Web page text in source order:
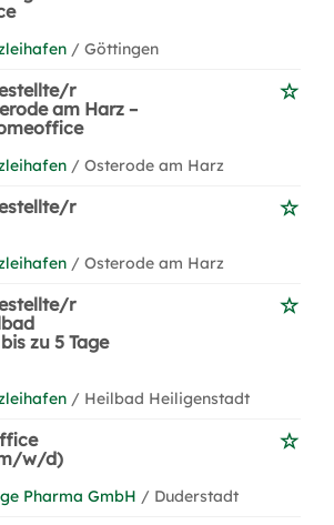
/ Göttingen
r
am Harz –
/ Osterode am Harz
r
/ Osterode am Harz
r
zu 5 Tage
/ Heilbad Heiligenstadt
w/d)
Pharma GmbH / Duderstadt